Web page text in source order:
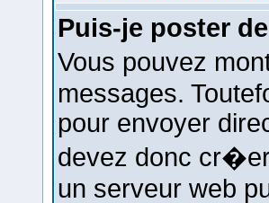
Puis-je poster
Vous pouvez
messages.
pour envoyer
devez donc
un serveur web